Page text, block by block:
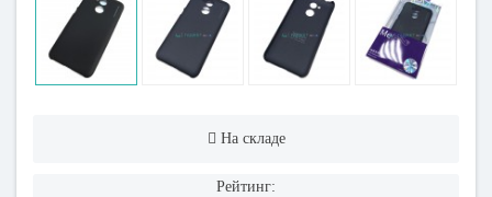
На складе
Рейтинг: